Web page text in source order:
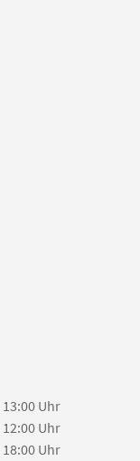
Uhr
Uhr
Uhr